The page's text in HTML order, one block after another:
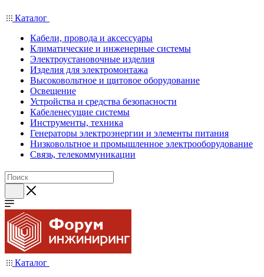
Каталог
Кабели, провода и аксессуары
Климатические и инженерные системы
Электроустановочные изделия
Изделия для электромонтажа
Высоковольтное и щитовое оборудование
Освещение
Устройства и средства безопасности
Кабеленесущие системы
Инструменты, техника
Генераторы электроэнергии и элементы питания
Низковольтное и промышленное электрооборудование
Связь, телекоммуникации
Каталог